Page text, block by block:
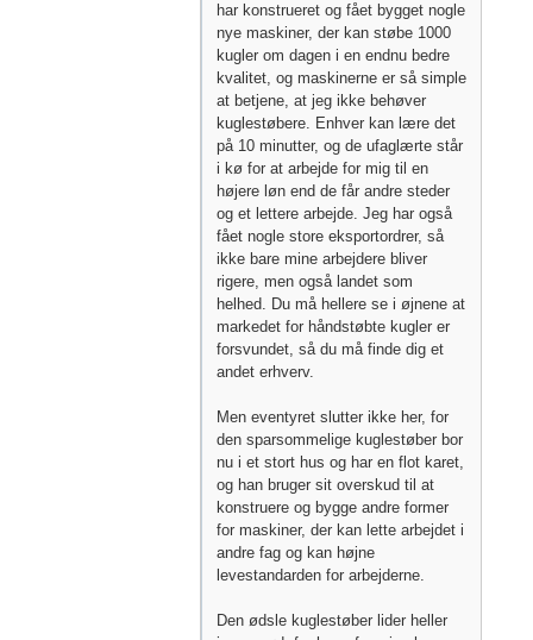
har konstrueret og fået bygget nogle
nye maskiner, der kan støbe 1000
kugler om dagen i en endnu bedre
kvalitet, og maskinerne er så simple
at betjene, at jeg ikke behøver
kuglestøbere. Enhver kan lære det
på 10 minutter, og de ufaglærte står
i kø for at arbejde for mig til en
højere løn end de får andre steder
og et lettere arbejde. Jeg har også
fået nogle store eksportordrer, så
ikke bare mine arbejdere bliver
rigere, men også landet som
helhed. Du må hellere se i øjnene at
markedet for håndstøbte kugler er
forsvundet, så du må finde dig et
andet erhverv.
Men eventyret slutter ikke her, for
den sparsommelige kuglestøber bor
nu i et stort hus og har en flot karet,
og han bruger sit overskud til at
konstruere og bygge andre former
for maskiner, der kan lette arbejdet i
andre fag og kan højne
levestandarden for arbejderne.
Den ødsle kuglestøber lider heller